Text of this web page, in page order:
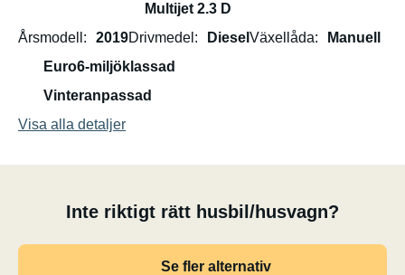
Multijet 2.3 D
Årsmodell
2019Drivmedel Diesel Växellåda
Manuell
Euro6-miljöklassad
Vinteranpassad
Visa alla detaljer
Inte riktigt rätt husbil/husvagn?
Se fler alternativ